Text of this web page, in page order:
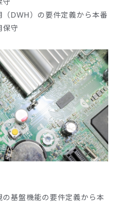
（DWH）の要件定義から本番
保守
基盤機能の要件定義から本